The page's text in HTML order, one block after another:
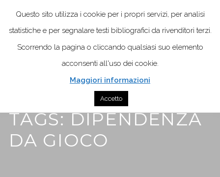
TAGS: DIPENDENZA
DA GIOCO
Questo sito utilizza i cookie per i propri servizi, per analisi
statistiche e per segnalare testi bibliografici da rivenditori terzi.
Scorrendo la pagina o cliccando qualsiasi suo elemento
acconsenti all'uso dei cookie.
Maggiori informazioni
Accetto